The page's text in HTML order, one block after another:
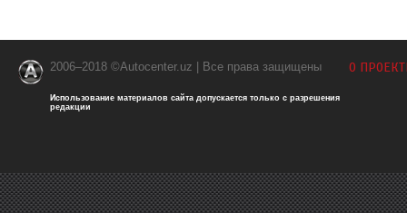
2006–2018 ©Autocenter.uz | Все права защищены
Использование материалов сайта допускается только с разрешения
редакции
О